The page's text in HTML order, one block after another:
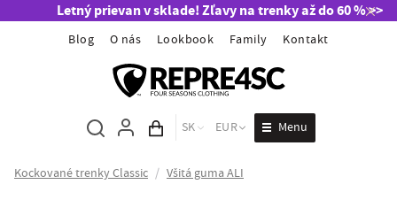
Letný prievan v sklade! Zľavy na trenky až do 60 % >>
Blog O nás Lookbook Family Kontakt
Obsah košíka
SK EUR Menu
Kockované trenky Classic / Všitá guma ALI